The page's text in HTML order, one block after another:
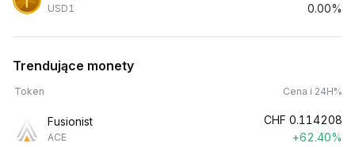
USD1
0.00%
Trendujące monety
Token Cena i 24H%
Fusionist
ACE
CHF 0.114208
+62.40%